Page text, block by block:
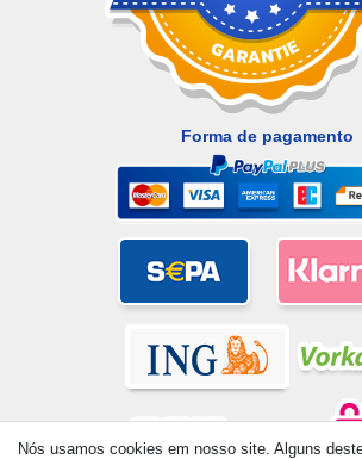
Forma de pagamento
Nós usamos cookies em nosso site. Alguns